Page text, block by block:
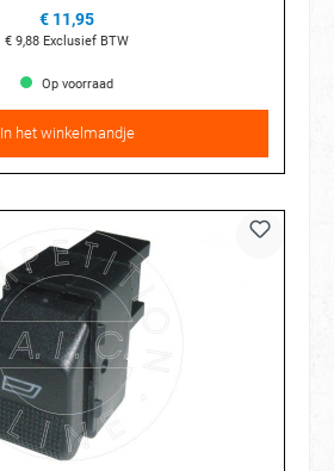
€ 11,95
€ 9,88 Exclusief BTW
Op voorraad
In het winkelmandje